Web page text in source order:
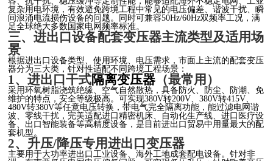
复杂用电环境，有效避免跨境工程中常见的电压偏差、谐波干扰、瞬
间浪涌电流损伤设备的问题。同时可兼容50Hz/60Hz双频率工况，满
足全球绝大多数国家电网频率标准。
三、进出口设备配套变压器主流类型及适用场
景
根据进出口设备类型、使用环境、电压需求，市面上主流的配套变压
器分为三大类，针对性适配不同跨境工程场景：
1、进出口干式隔离变压器 （最常用）
采用环氧树脂浇筑绝缘、空气自然散热，具备防火、防尘、防潮、免
维护的特点，安全等级极高。可实现380V转200V、380V转415V、
480V转380V等任意电压转换，带电气完全隔离功能，能过滤电网谐
波、零线干扰，完美适配进口精密机床、自动化生产线、进口医疗设
备、出口智能装备等高精度设备，是目前进出口贸易中用量最大的配
套机型。
2、升压/降压专用进出口变压器
主要用于大功率进出口工业设备、海外工地成套配电设备。针对非